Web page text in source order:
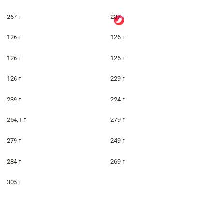
267 г 237 г
126 г 126 г
126 г 126 г
126 г 229 г
239 г 224 г
254,1 г 279 г
279 г 249 г
284 г 269 г
305 г